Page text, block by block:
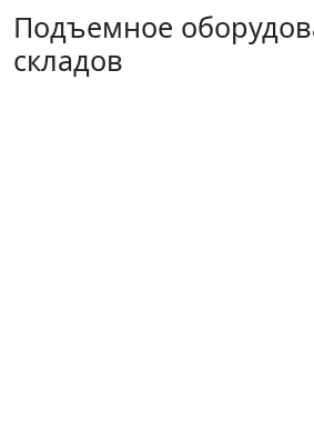
Подъемное
складов